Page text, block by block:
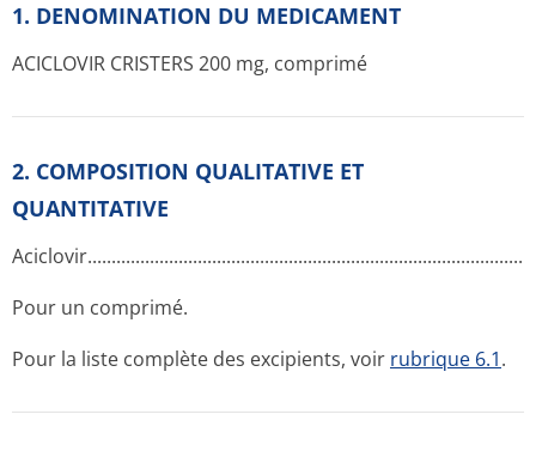
1. DENOMINATION DU MEDICAMENT
ACICLOVIR CRISTERS 200 mg, comprimé
2. COMPOSITION QUALITATIVE ET
QUANTITATIVE
Pour un comprimé.
Pour la liste complète des excipients, voir rubrique 6.1.